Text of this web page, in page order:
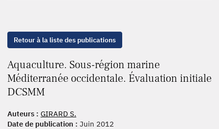
Retour à la liste des publications
Aquaculture. Sous-région marine
Méditerranée occidentale. Évaluation initiale
DCSMM
Auteurs : GIRARD S.
Date de publication : Juin 2012